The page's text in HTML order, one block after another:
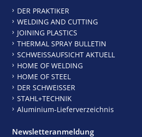
DER PRAKTIKER
WELDING AND CUTTING
JOINING PLASTICS
THERMAL SPRAY BULLETIN
SCHWEISSAUFSICHT AKTUELL
HOME OF WELDING
HOME OF STEEL
DER SCHWEISSER
STAHL+TECHNIK
Aluminium-Lieferverzeichnis
Newsletteranmeldung